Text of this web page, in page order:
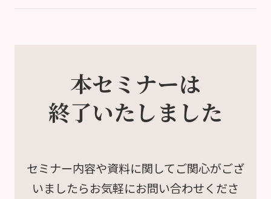
本セミナーは
終了いたしました
セミナー内容や資料に関してご関心がござ
いましたらお気軽にお問い合わせくださ